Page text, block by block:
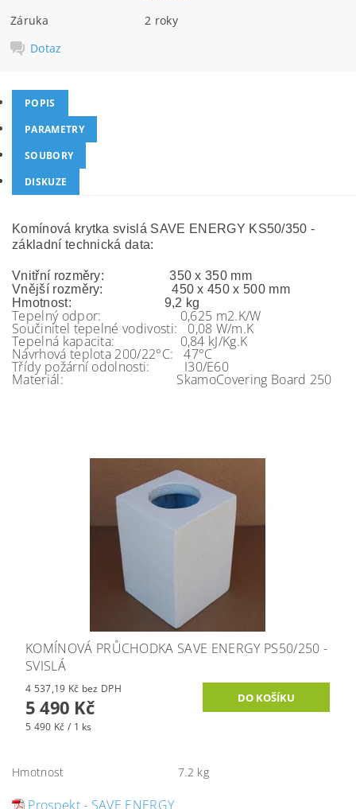
Záruka
2 roky
Dotaz
POPIS
PARAMETRY
SOUBORY
DISKUZE
Komínová krytka svislá SAVE ENERGY KS50/350 -
základní technická data:
Vnitřní rozměry: 350 x 350 mm
Vnější rozměry: 450 x 450 x 500 mm
Hmotnost: 9,2 kg
Tepelný odpor: 0,625 m2.K/W
Součinitel tepelné vodivosti: 0,08 W/m.K
Tepelná kapacita: 0,84 kJ/Kg.K
Návrhová teplota 200/22°C: 47°C
Třídy požární odolnosti: I30/E60
Materiál: SkamoCovering Board 250
KOMÍNOVÁ PRŮCHODKA SAVE ENERGY PS50/250 -
SVISLÁ
4 537,19 Kč bez DPH
5 490 Kč
5 490 Kč / 1 ks
Hmotnost 7.2 kg
Prospekt - SAVE ENERGY